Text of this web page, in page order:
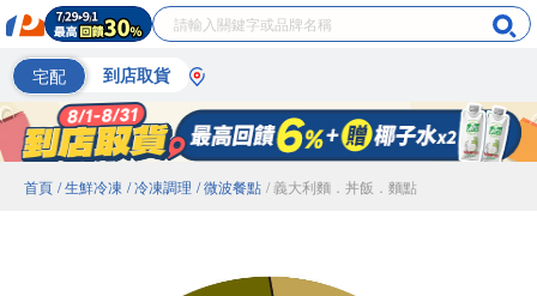
宅配 到店取貨
首頁 / 生鮮冷凍 / 冷凍調理 / 微波餐點 / 義大利麵．丼飯．麵點